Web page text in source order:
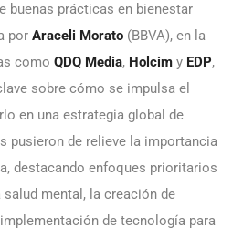
buenas prácticas en bienestar
por Araceli Morato (BBVA), en la
como QDQ Media, Holcim y EDP,
sobre cómo se impulsa el
en una estrategia global de
pusieron de relieve la importancia
destacando enfoques prioritarios
mental, la creación de
de tecnología para